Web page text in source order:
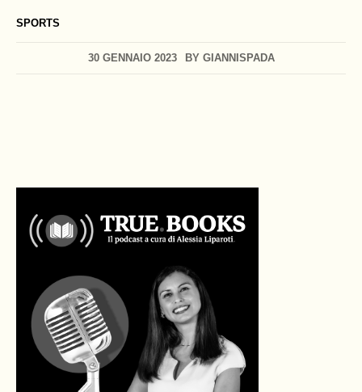
SPORTS
30 GENNAIO 2023 BY GIANNISPADA